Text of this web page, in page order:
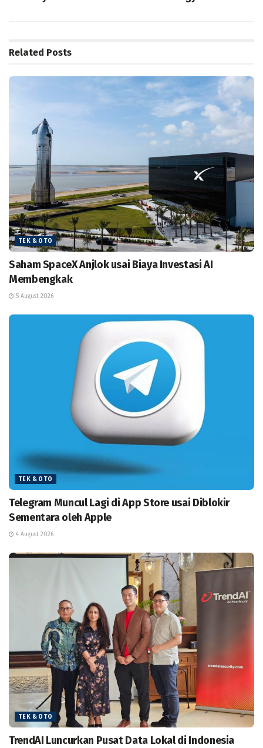
Related Posts
TEK & OTO
Saham SpaceX Anjlok usai Biaya Investasi AI
Membengkak
5 August 2026
TEK & OTO
Telegram Muncul Lagi di App Store usai Diblokir
Sementara oleh Apple
4 August 2026
TEK & OTO
TrendAI Luncurkan Pusat Data Lokal di Indonesia